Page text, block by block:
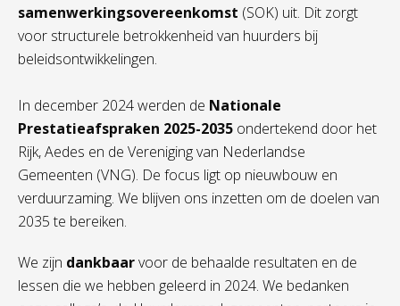
samenwerkingsovereenkomst (SOK) uit. Dit zorgt
voor structurele betrokkenheid van huurders bij
beleidsontwikkelingen.
In december 2024 werden de Nationale
Prestatieafspraken 2025-2035 ondertekend door het
Rijk, Aedes en de Vereniging van Nederlandse
Gemeenten (VNG). De focus ligt op nieuwbouw en
verduurzaming. We blijven ons inzetten om de doelen van
2035 te bereiken.
We zijn dankbaarvoor de behaalde resultaten en de
lessen die we hebben geleerd in 2024. We bedanken